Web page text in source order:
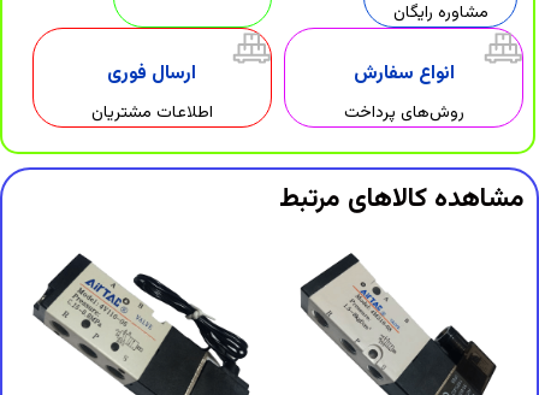
مشاوره رایگان
انواع سفارش
روش‌های پرداخت
ارسال فوری
اطلاعات مشتریان
مشاهده کالاهای مرتبط